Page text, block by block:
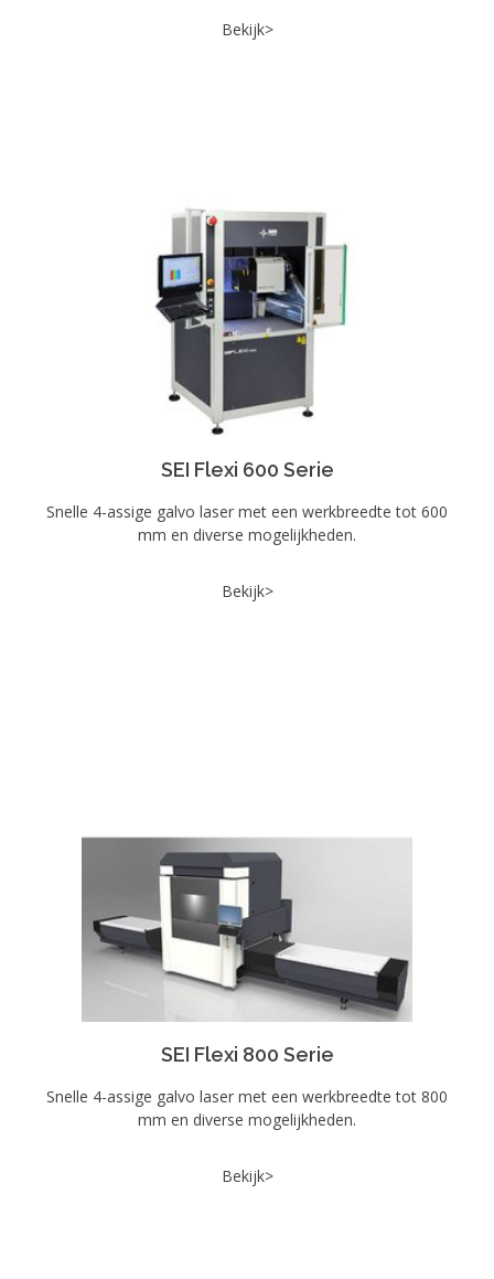
Bekijk>
SEI Flexi 600 Serie
Snelle 4-assige galvo laser met een werkbreedte tot 600
mm en diverse mogelijkheden.
Bekijk>
SEI Flexi 800 Serie
Snelle 4-assige galvo laser met een werkbreedte tot 800
mm en diverse mogelijkheden.
Bekijk>